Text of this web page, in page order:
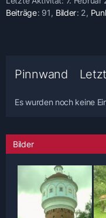
Beiträge 91 Bilder 2
Pinnwand
Es wurden noch keine
Bilder